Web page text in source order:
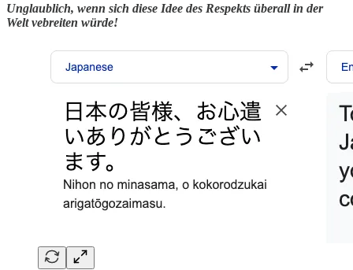
Unglaublich, wenn sich diese Idee des Respekts überall in der
Welt vebreiten würde!